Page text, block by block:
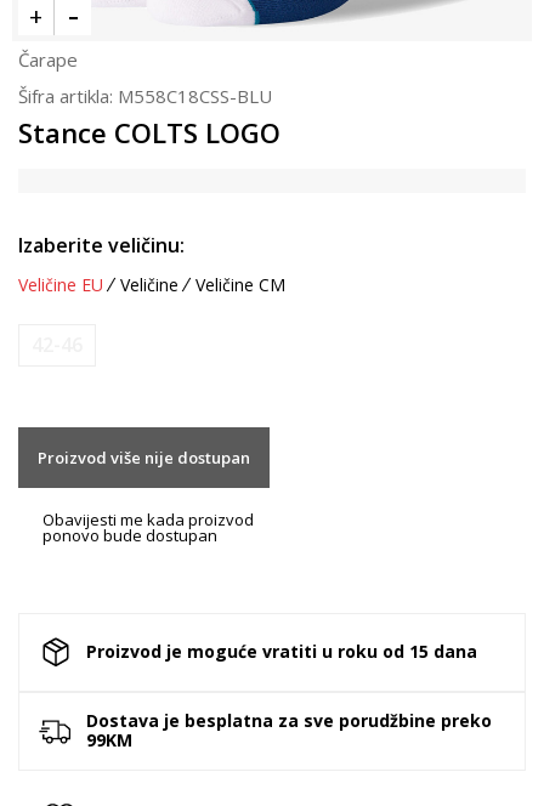
Čarape
Šifra artikla: M558C18CSS-BLU
Stance COLTS LOGO
Izaberite veličinu:
Veličine EU Veličine Veličine CM
Proizvod više nije dostupan
Obavijesti me kada proizvod
ponovo bude dostupan
Proizvod je moguće vratiti u roku od 15 dana
Dostava je besplatna za sve porudžbine preko
99KM